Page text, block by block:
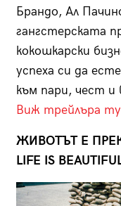
Брандо, Ал
гангстерската
кокошкарски
успеха си да
към пари, чест и
Виж трейлъра
ЖИВОТЪТ Е
LIFE IS